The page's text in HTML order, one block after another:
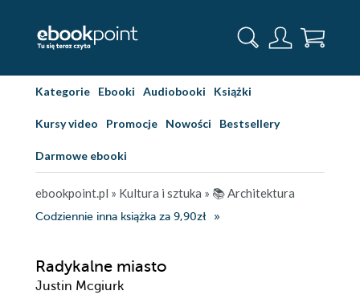
Kategorie Ebooki Audiobooki Książki
Kursy video Promocje Nowości Bestsellery
Darmowe ebooki
ebookpoint.pl » Kultura i sztuka » 📚 Architektura
Codziennie inna książka za 9,90zł
Radykalne miasto
Justin Mcgiurk